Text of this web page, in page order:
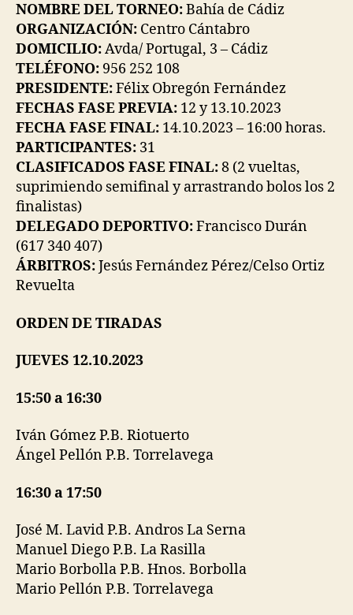
NOMBRE DEL TORNEO:Bahía de Cádiz
ORGANIZACIÓN: Centro Cántabro
DOMICILIO:Avda/ Portugal, 3 – Cádiz
TELÉFONO: 956 252 108
PRESIDENTE:Félix Obregón Fernández
FECHAS FASE PREVIA: 12 y 13.10.2023
FECHA FASE FINAL: 14.10.2023 – 16:00 horas.
PARTICIPANTES: 31
CLASIFICADOS FASE FINAL:8 (2 vueltas,
suprimiendo semifinal y arrastrando bolos los 2
finalistas)
DELEGADO DEPORTIVO:Francisco Durán
(617 340 407)
ÁRBITROS:Jesús Fernández Pérez/Celso Ortiz
Revuelta
ORDEN DE TIRADAS
JUEVES 12.10.2023
15:50 a 16:30
Iván Gómez P.B. Riotuerto
Ángel Pellón P.B. Torrelavega
16:30 a 17:50
José M. Lavid P.B. Andros La Serna
Manuel Diego P.B. La Rasilla
Mario Borbolla P.B. Hnos. Borbolla
Mario Pellón P.B. Torrelavega